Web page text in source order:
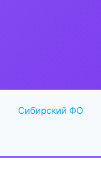
Сибирский ФО